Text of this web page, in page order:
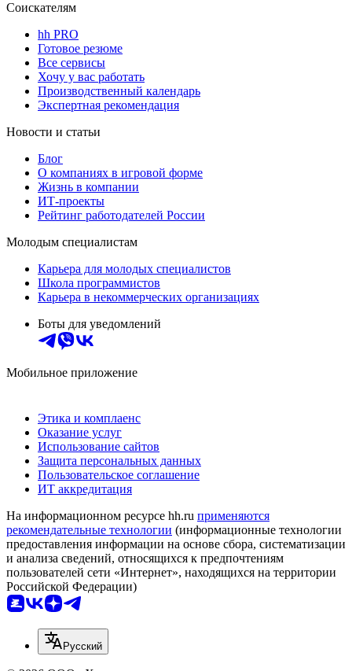
Соискателям
hh PRO
Готовое резюме
Все сервисы
Хочу у вас работать
Производственный календарь
Экспертная рекомендация
Новости и статьи
Блог
О компаниях в игровой форме
Жизнь в компании
ИТ-проекты
Рейтинг работодателей России
Молодым специалистам
Карьера для молодых специалистов
Школа программистов
Карьера в некоммерческих организациях
Боты для уведомлений
Мобильное приложение
Этика и комплаенс
Оказание услуг
Использование сайтов
Защита персональных данных
Пользовательское соглашение
ИТ аккредитация
На информационном ресурсе hh.ru применяются
рекомендательные технологии (информационные технологии
предоставления информации на основе сбора, систематизации
и анализа сведений, относящихся к предпочтениям
пользователей сети «Интернет», находящихся на территории
Российской Федерации)
Русский